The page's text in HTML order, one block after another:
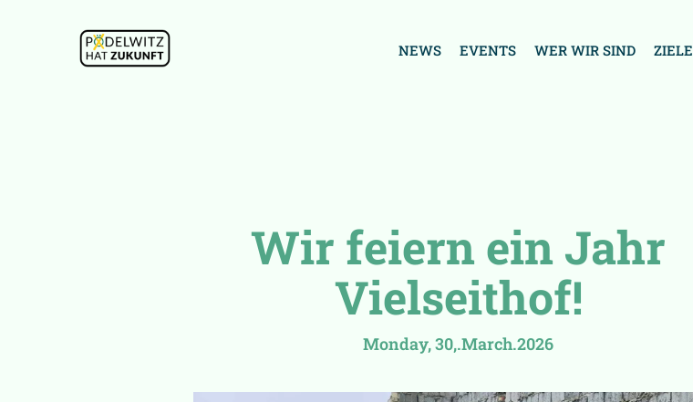
NEWS EVENTS WER WIR SIND ZIELE
Wir feiern ein Jahr
Vielseithof!
Monday, 30,.March.2026